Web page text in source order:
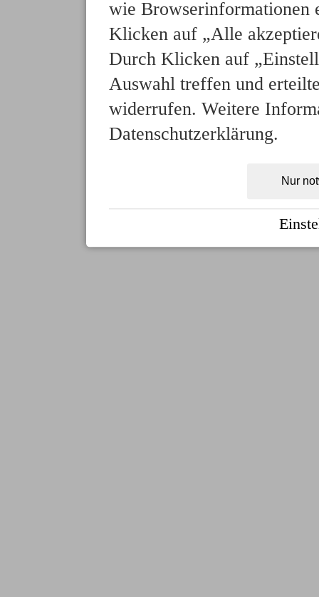
wie Browserinformationen
Klicken auf „Alle
Durch Klicken auf
Auswahl treffen und
widerrufen. Weitere
Datenschutzerklärung.
Nur